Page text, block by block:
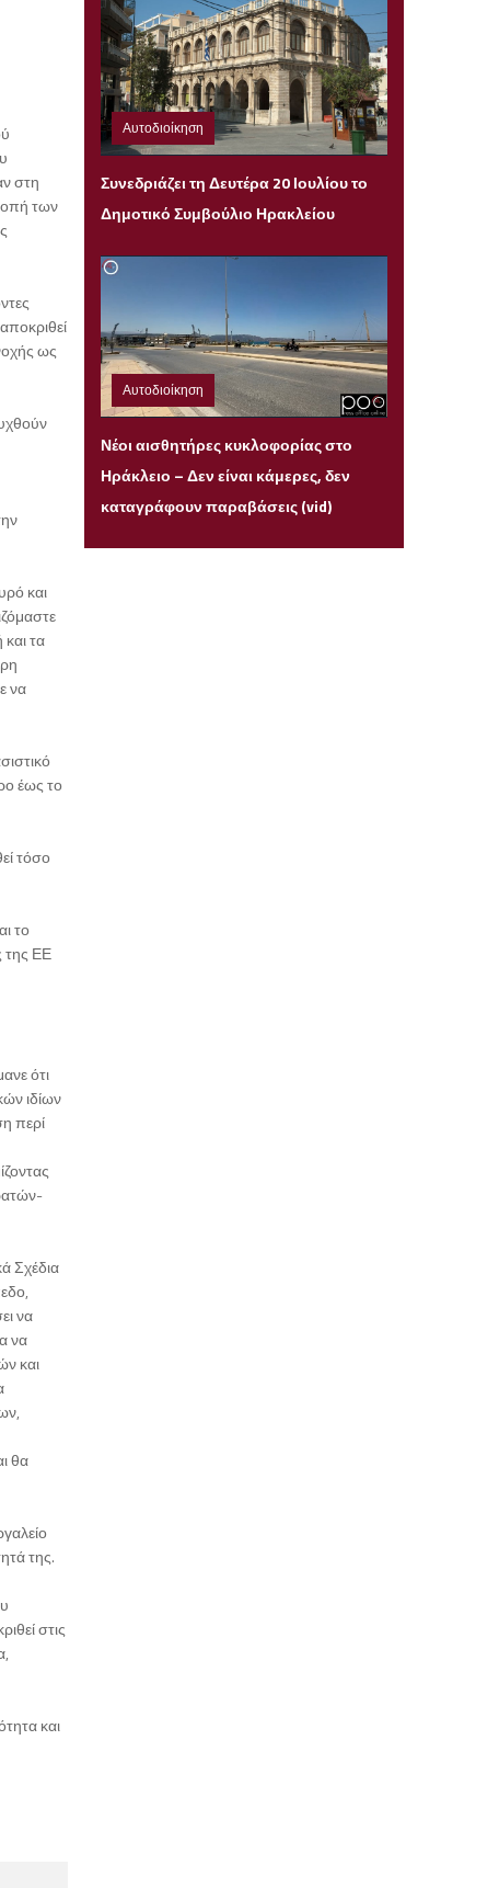
στη
των
ως
και
τα
να
έως το
τόσο
το
της ΕΕ
ότι
ιδίων
περί
Σχέδια
να
να
και
θα
της.
στις
και
Αυτοδιοίκηση
Κυριακή 19 Ιουλίου 2026 21:04
Συνεδριάζει τη Δευτέρα 20 Ιουλίου το
Δημοτικό Συμβούλιο Ηρακλείου
Αυτοδιοίκηση
Τρίτη 14 Ιουλίου 2026 22:05
Νέοι αισθητήρες κυκλοφορίας στο
Ηράκλειο – Δεν είναι κάμερες, δεν
καταγράφουν παραβάσεις (vid)